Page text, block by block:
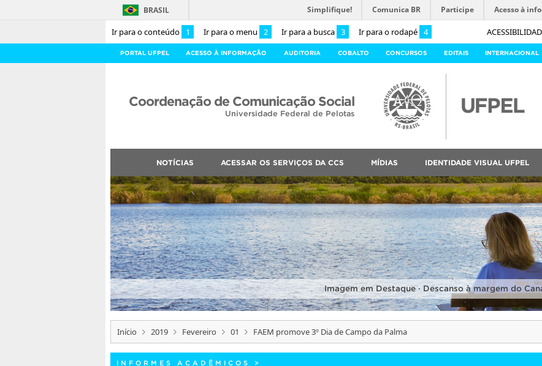
Ir para o conteúdo 1 Ir para o menu 2 Ir para a busca 3 Ir para o rodapé 4
BRASIL Simplifique! Comunica BR Participe Acesso à
PORTAL UFPEL ACESSO À INFORMAÇÃO AUDITORIA COBALTO CONCURSOS EDITAIS INTERNACIONAL
Coordenação de Comunicação Social
Universidade Federal de Pelotas
NOTÍCIAS ACESSAR OS SERVIÇOS DA CCS MÍDIAS IDENTIDADE VISUAL UFPEL
Imagem em Destaque · Descanso à margem do
Início 2019 Fevereiro 01 FAEM promove 3º Dia de Campo da Palma
INFORMES ACADÊMICOS >